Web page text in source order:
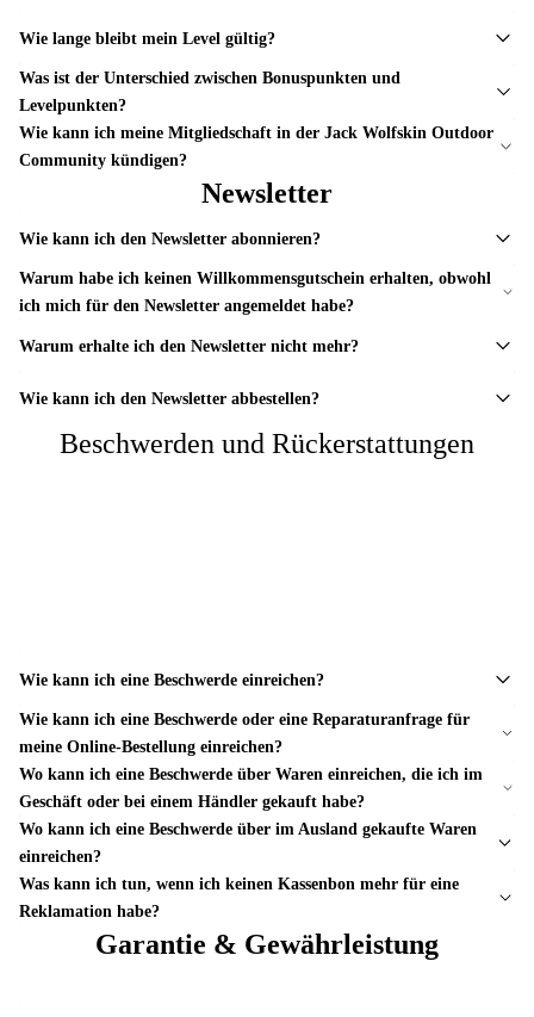
Wie lange bleibt mein Level gültig?
Was ist der Unterschied zwischen Bonuspunkten und
Levelpunkten?
Wie kann ich meine Mitgliedschaft in der Jack Wolfskin Outdoor
Community kündigen?
Newsletter
Wie kann ich den Newsletter abonnieren?
Warum habe ich keinen Willkommensgutschein erhalten, obwohl
ich mich für den Newsletter angemeldet habe?
Warum erhalte ich den Newsletter nicht mehr?
Wie kann ich den Newsletter abbestellen?
Beschwerden und Rückerstattungen
Wie kann ich eine Beschwerde einreichen?
Wie kann ich eine Beschwerde oder eine Reparaturanfrage für
meine Online-Bestellung einreichen?
Wo kann ich eine Beschwerde über Waren einreichen, die ich im
Geschäft oder bei einem Händler gekauft habe?
Wo kann ich eine Beschwerde über im Ausland gekaufte Waren
einreichen?
Was kann ich tun, wenn ich keinen Kassenbon mehr für eine
Reklamation habe?
Garantie & Gewährleistung